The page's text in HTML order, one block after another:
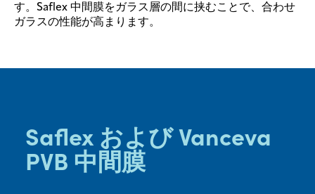
す。Saflex 中間膜をガラス層の間に挟むことで、合わせ
ガラスの性能が高まります。
Saflex および Vanceva
PVB 中間膜